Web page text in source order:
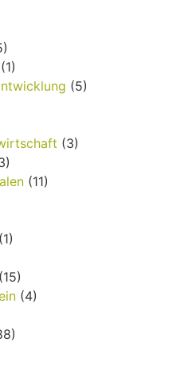
(1)
(5)
(3)
(11)
(1)
(15)
(4)